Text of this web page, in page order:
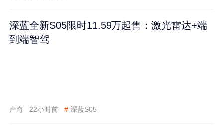
深蓝全新S05限时11.59万起售：激光雷达+端
到端智驾
卢奇 22小时前 # 深蓝S05